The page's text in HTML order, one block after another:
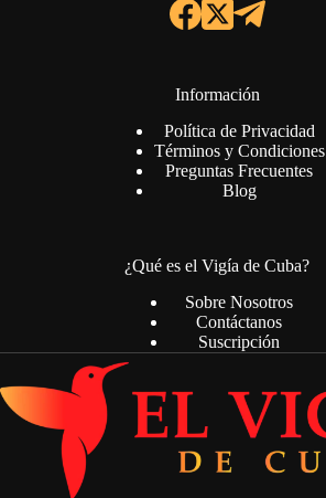
Información
Política de Privacidad
Términos y Condiciones
Preguntas Frecuentes
Blog
¿Qué es el Vigía de Cuba?
Sobre Nosotros
Contáctanos
Suscripción